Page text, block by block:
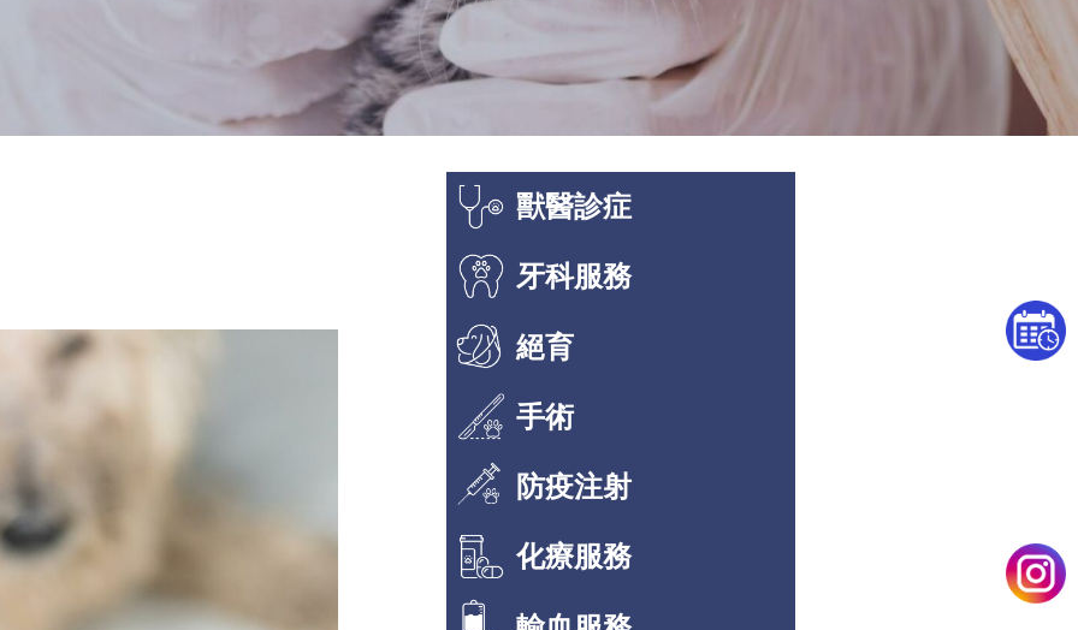
獸醫診症
牙科服務
絕育
手術
防疫注射
化療服務